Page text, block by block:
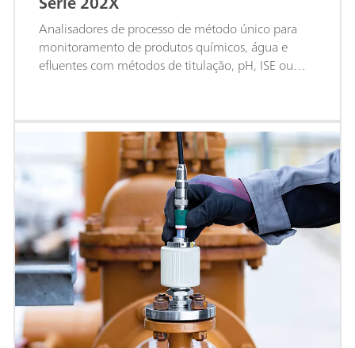
Analisadores de processo de método único para
monitoramento de produtos químicos, água e
efluentes com métodos de titulação, pH, ISE ou